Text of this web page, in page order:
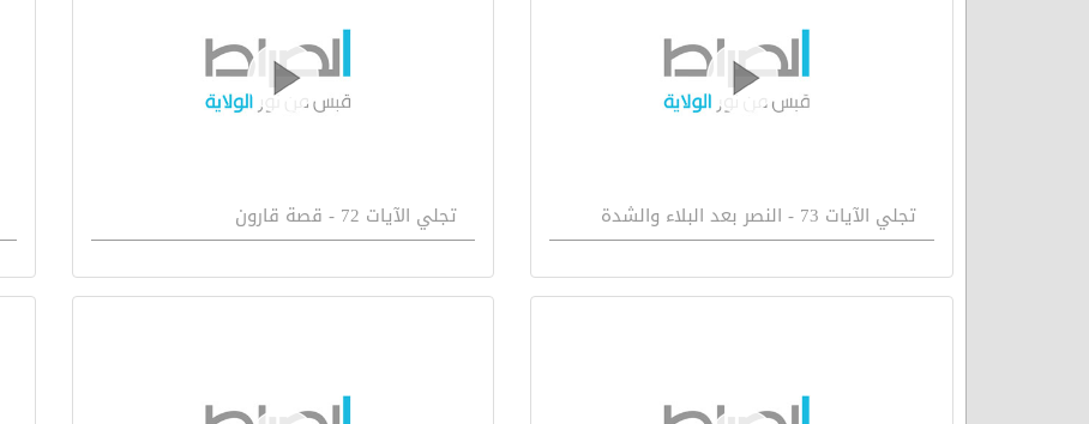
تجلي الآيات 73 - النصر بعد البلاء والشدة تجلي الآيات 72 - قصة قارون